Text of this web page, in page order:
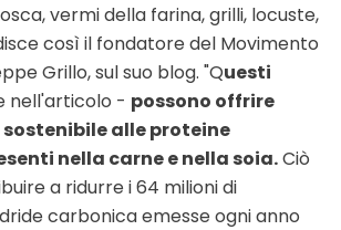
vermi della farina, grilli, locuste,
così il fondatore del Movimento
Grillo, sul suo blog. "Questi
nell'articolo - possono offrire
alle proteine
nella carne e nella soia.Ciò
a ridurre i 64 milioni di
carbonica emesse ogni anno